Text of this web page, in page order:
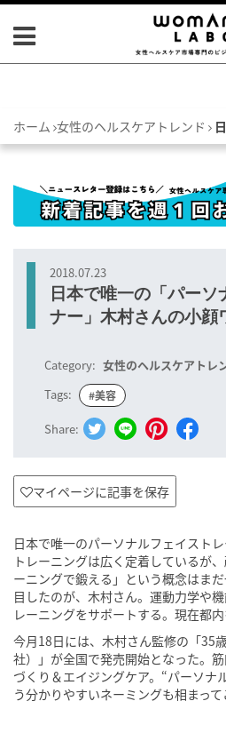
ホーム 女性のヘルスケアトレンド
2018.07.23
日本で唯一の「パー
ナー」木村さんの小顔
Category: 女性のヘルスケアトレ
Tags:
#美容
Share:
マイページに記事を保存
日本で唯一のパーソナルフェイスト
トレーニングは広く定着しているが
ーニングで鍛える」という概念はま
目したのが、木村さん。運動力学や
レーニングをサポートする。現在都
今月18日には、木村さん監修の「35
社）」が全国で発売開始となった。
づくり＆エイジングケア。“パーソナ
う分かりやすいネーミングも相まって